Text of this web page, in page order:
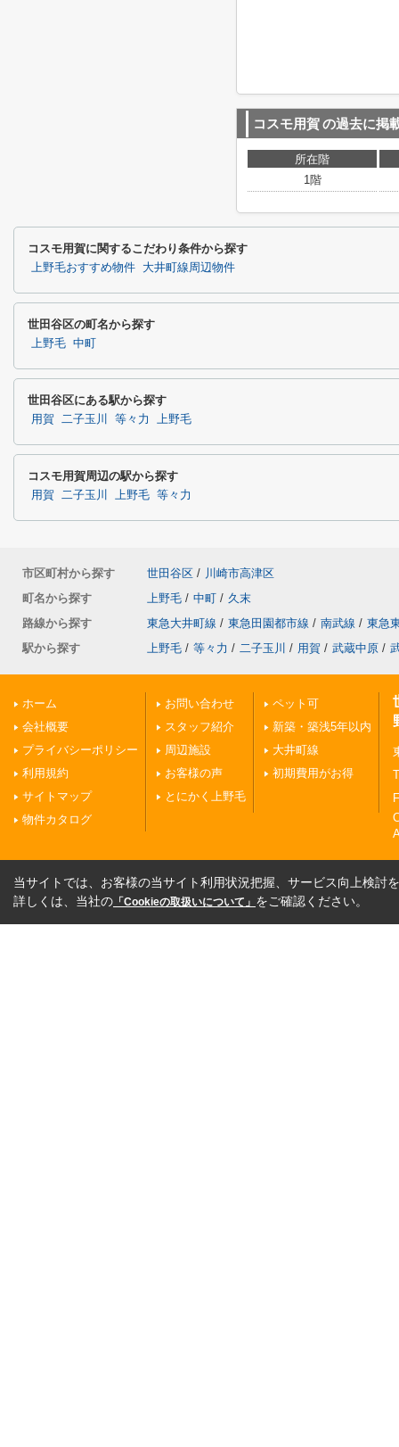
コスモ用賀の過去に掲
所在階
1階
コスモ用賀に関するこだわり条件から探す
上野毛おすすめ物件 大井町線周辺物件
世田谷区の町名から探す
上野毛 中町
世田谷区にある駅から探す
用賀 二子玉川 等々力 上野毛
コスモ用賀周辺の駅から探す
用賀 二子玉川 上野毛 等々力
市区町村から探す 世田谷区 / 川崎市高津区
町名から探す
上野毛 / 中町 / 久末
路線から探す
東急大井町線 / 東急田園都市線 / 南武線 / 東急
駅から探す
上野毛 / 等々力 / 二子玉川 / 用賀 / 武蔵中原 /
ホーム
会社概要
プライバシーポリシー
利用規約
サイトマップ
物件カタログ
お問い合わせ
スタッフ紹介
周辺施設
お客様の声
とにかく上野毛
ペット可
新築・築浅5年以内
大井町線
初期費用がお得
当サイトでは、お客様の当サイト利用状況把握、サービス向上検討
詳しくは、当社の 「Cookieの取扱いについて」 をご確認ください。